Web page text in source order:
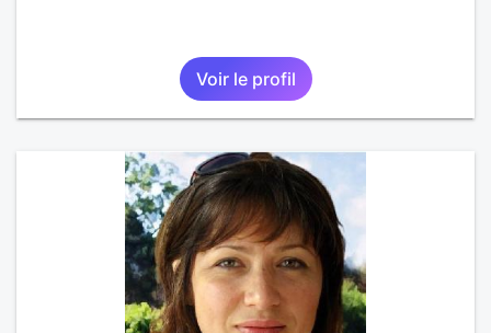
Voir le profil